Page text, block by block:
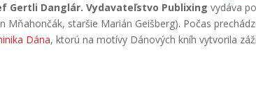
Gertli Danglár. Vydavateľstvo Publixing vydáva
Mňahončák, staršie Marián Geišberg). Počas
Dána, ktorú na motívy Dánových kníh vytvorila